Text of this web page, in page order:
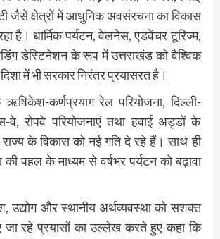
जैसे क्षेत्रों में आधुनिक अवसंरचना का विकास
है। धार्मिक पर्यटन, वेलनेस, एडवेंचर टूरिज्म,
डेस्टिनेशन के रूप में उत्तराखंड को वैश्विक
में भी सरकार निरंतर प्रयासरत है।
ऋषिकेश-कर्णप्रयाग रेल परियोजना, दिल्ली-
वे, रोपवे परियोजनाएं तथा हवाई अड्डों के
राज्य के विकास को नई गति दे रहे हैं। साथ ही
की पहल के माध्यम से वर्षभर पर्यटन को बढ़ावा
उद्योग और स्थानीय अर्थव्यवस्था को सशक्त
रहे प्रयासों का उल्लेख करते हुए कहा कि